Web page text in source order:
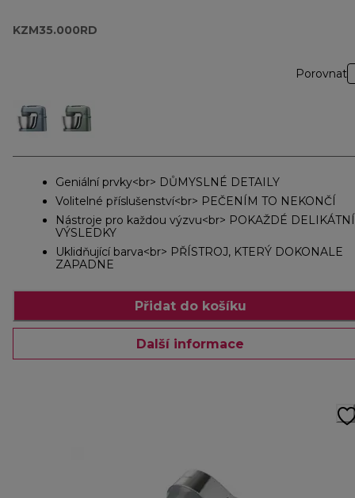
KZM35.000RD
Porovnat
Geniální prvky<br> DŮMYSLNÉ DETAILY
Volitelné příslušenství<br> PEČENÍM TO NEKONČÍ
Nástroje pro každou výzvu<br> POKAŽDÉ DELIKÁTNÍ
VÝSLEDKY
Uklidňující barva<br> PŘÍSTROJ, KTERÝ DOKONALE
ZAPADNE
Přidat do košíku
Další informace